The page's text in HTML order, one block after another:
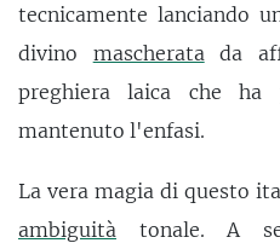
tecnicamente lanciando
divino mascherata da
preghiera laica che ha
mantenuto l'enfasi.
La vera magia di questo
ambiguità tonale. A